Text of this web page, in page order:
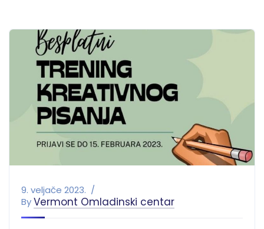
9. veljače 2023.
ByVermont Omladinski centar